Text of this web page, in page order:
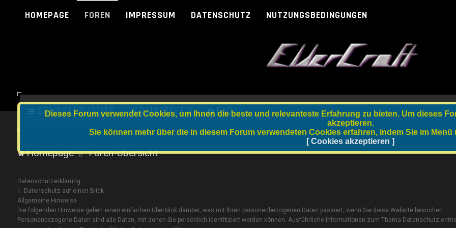
HOMEPAGE FOREN IMPRESSUM DATENSCHUTZ NUTZUNGSBEDINGUNGEN
SCHNELLZUGRIFF SMARTFEED FAQ
Homepage Foren-Übersicht
Datenschutz­erklärung
1. Datenschutz auf einen Blick
Allgemeine Hinweise
Die folgenden Hinweise geben einen einfachen Überblick darüber, was mit Ihren personenbezogenen Daten passiert, wenn Sie diese Website besuchen.
Personenbezogene Daten sind alle Daten, mit denen Sie persönlich identifiziert werden können. Ausführliche Informationen zum Thema Datenschutz
Dieses Forum verwendet Cookies, um Ihnen die beste und relevanteste Erfahrung zu bieten. Um dieses
akzeptieren.
Sie können mehr über die in diesem Forum verwendeten Cookies erfahren, indem Sie im
[ Cookies akzeptieren ]